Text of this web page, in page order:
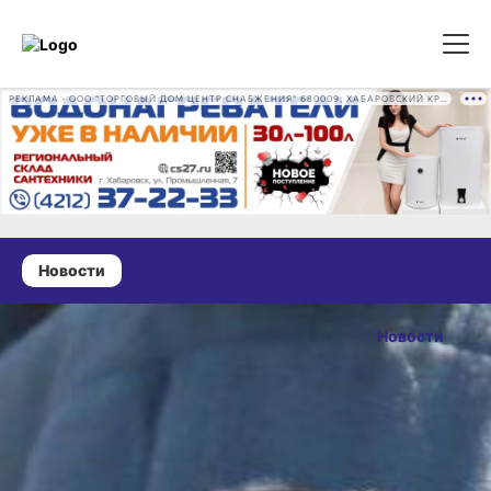
Новости
22 июня 2026 г., 10:18
В Хабаровском
ликвидировано
Новости
ОПУБЛИКОВАНО